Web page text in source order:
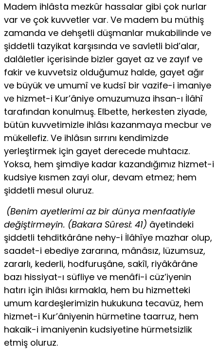
Madem ihlâsta mezkûr hassalar gibi çok nurlar
var ve çok kuvvetler var. Ve madem bu müthiş
zamanda ve dehşetli düşmanlar mukabilinde ve
şiddetli tazyikat karşısında ve savletli bid’alar,
dalâletler içerisinde bizler gayet az ve zayıf ve
fakir ve kuvvetsiz olduğumuz halde, gayet ağır
ve büyük ve umumî ve kudsî bir vazife-i imaniye
ve hizmet-i Kur’âniye omuzumuza ihsan-ı İlâhî
tarafından konulmuş. Elbette, herkesten ziyade,
bütün kuvvetimizle ihlâsı kazanmaya mecbur ve
mükellefiz. Ve ihlâsın sırrını kendimizde
yerleştirmek için gayet derecede muhtacız.
Yoksa, hem şimdiye kadar kazandığımız hizmet-i
kudsiye kısmen zayi olur, devam etmez; hem
şiddetli mesul oluruz.
(Benim ayetlerimi az bir dünya menfaatiyle
değiştirmeyin. (Bakara Sûresi: 41) âyetindeki
şiddetli tehditkârâne nehy-i İlâhîye mazhar olup,
saadet-i ebediye zararına, mânâsız, lüzumsuz,
zararlı, kederli, hodfuruşâne, sakîl, riyâkârâne
bazı hissiyat-ı süfliye ve menâfi-i cüz’iyenin
hatırı için ihlâsı kırmakla, hem bu hizmetteki
umum kardeşlerimizin hukukuna tecavüz, hem
hizmet-i Kur’âniyenin hürmetine taarruz, hem
hakaik-i imaniyenin kudsiyetine hürmetsizlik
etmiş oluruz.